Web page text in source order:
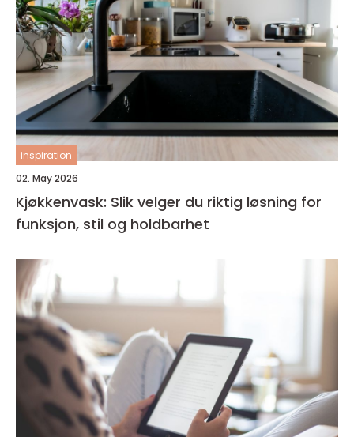
inspiration
02. May 2026
Kjøkkenvask: Slik velger du riktig løsning for
funksjon, stil og holdbarhet